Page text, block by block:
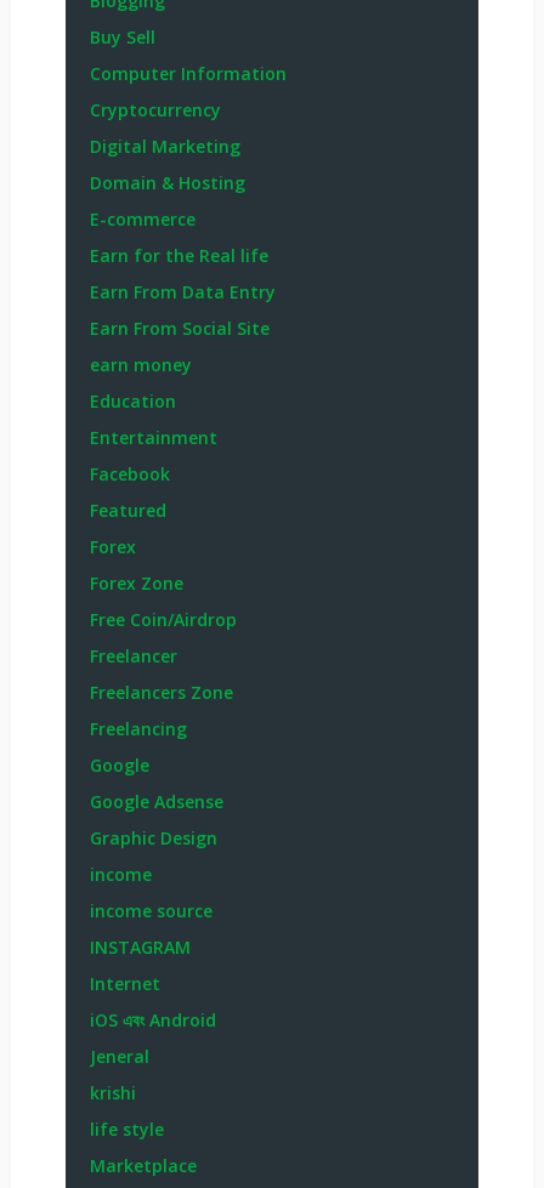
Buy Sell
Computer Information
Cryptocurrency
Digital Marketing
Domain & Hosting
E-commerce
Earn for the Real life
Earn From Data Entry
Earn From Social Site
earn money
Education
Entertainment
Facebook
Featured
Forex
Forex Zone
Free Coin/Airdrop
Freelancer
Freelancers Zone
Freelancing
Google
Google Adsense
Graphic Design
income
income source
INSTAGRAM
Internet
iOS এবং Android
Jeneral
krishi
life style
Marketplace